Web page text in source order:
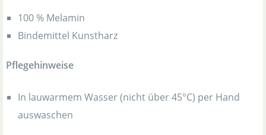
100 % Melamin
Bindemittel Kunstharz
Pflegehinweise
In lauwarmem Wasser (nicht über 45°C) per Hand
auswaschen